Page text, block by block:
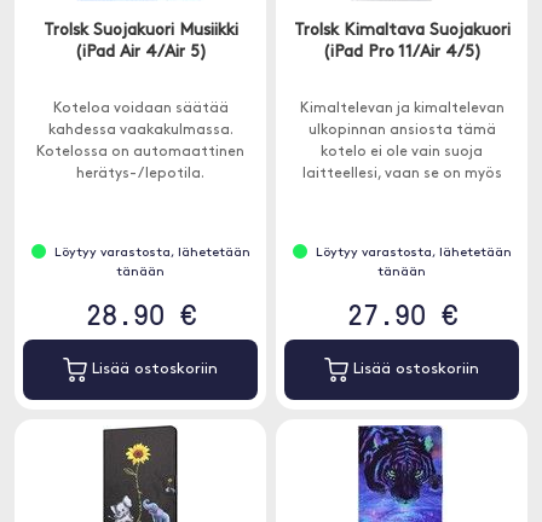
Trolsk Suojakuori Musiikki
(iPad Air 4/Air 5)
Koteloa voidaan säätää
kahdessa vaakakulmassa.
Kotelossa on automaattinen
herätys- / lepotila.
Löytyy varastosta, lähetetään
tänään
28.90 €
Lisää ostoskoriin
Trolsk Kimaltava Suojakuori
(iPad Pro 11/Air 4/5)
Kimaltelevan ja kimaltelevan
ulkopinnan ansiosta tämä
kotelo ei ole vain suoja
laitteellesi, vaan se on myös
Löytyy varastosta, lähetetään
tänään
27.90 €
Lisää ostoskoriin